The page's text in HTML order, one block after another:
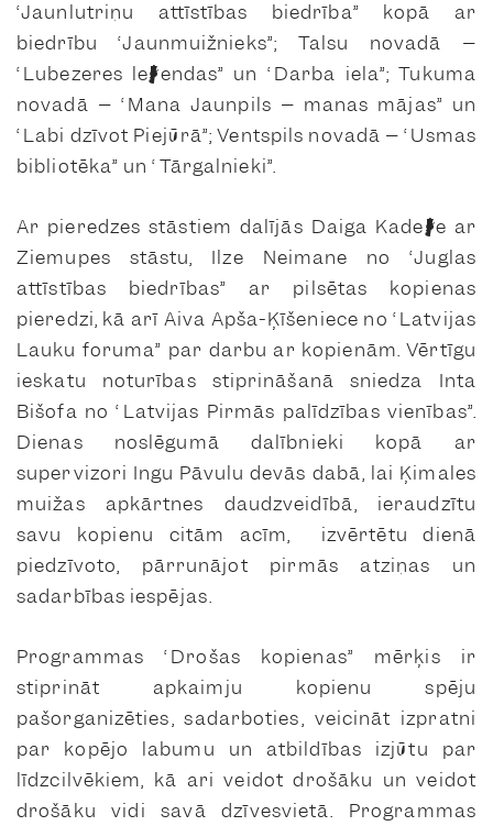
“Jaunlutriņu attīstības biedrība” kopā ar
biedrību “Jaunmuižnieks”; Talsu novadā –
“Lubezeres leģendas” un “Darba iela”; Tukuma
novadā – “Mana Jaunpils – manas mājas” un
“Labi dzīvot Piejūrā”; Ventspils novadā – “Usmas
bibliotēka” un “Tārgalnieki”.
Ar pieredzes stāstiem dalījās Daiga Kadeģe ar
Ziemupes stāstu, Ilze Neimane no “Juglas
attīstības biedrības” ar pilsētas kopienas
pieredzi, kā arī Aiva Apša-Ķīšeniece no “Latvijas
Lauku foruma” par darbu ar kopienām. Vērtīgu
ieskatu noturības stiprināšanā sniedza Inta
Bišofa no “Latvijas Pirmās palīdzības vienības”.
Dienas noslēgumā dalībnieki kopā ar
supervizori Ingu Pāvulu devās dabā, lai Ķimales
muižas apkārtnes daudzveidībā, ieraudzītu
savu kopienu citām acīm, izvērtētu dienā
piedzīvoto, pārrunājot pirmās atziņas un
sadarbības iespējas.
Programmas “Drošas kopienas” mērķis ir
stiprināt apkaimju kopienu spēju
pašorganizēties, sadarboties, veicināt izpratni
par kopējo labumu un atbildības izjūtu par​
līdzcilvēkiem, kā ari veidot drošāku un veidot
drošāku vidi savā dzīvesvietā. Programmas